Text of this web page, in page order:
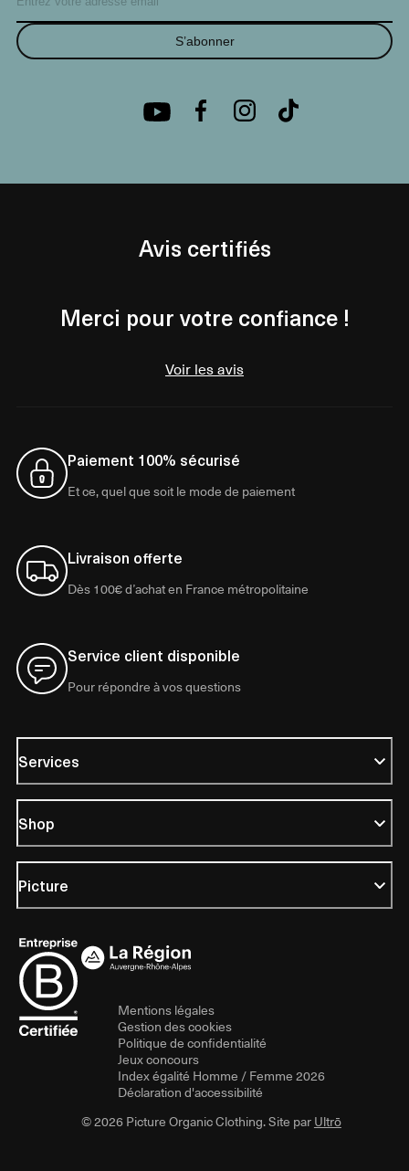
S’abonner
Avis certifiés
Merci pour votre confiance !
Voir les avis
Paiement 100% sécurisé
Et ce, quel que soit le mode de paiement
Livraison offerte
Dès 100€ d’achat en France métropolitaine
Service client disponible
Pour répondre à vos questions
Services
Shop
Picture
Mentions légales
Gestion des cookies
Politique de confidentialité
Jeux concours
Index égalité Homme / Femme 2026
Déclaration d'accessibilité
© 2026 Picture Organic Clothing. Site parUltrō